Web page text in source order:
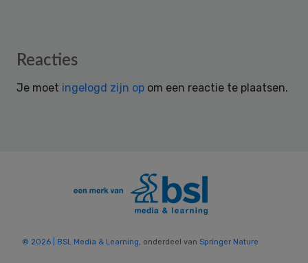
Reader
Reacties
Je moet ingelogd zijn op om een reactie te plaatsen.
© 2026 | BSL Media & Learning, onderdeel van Springer Nature